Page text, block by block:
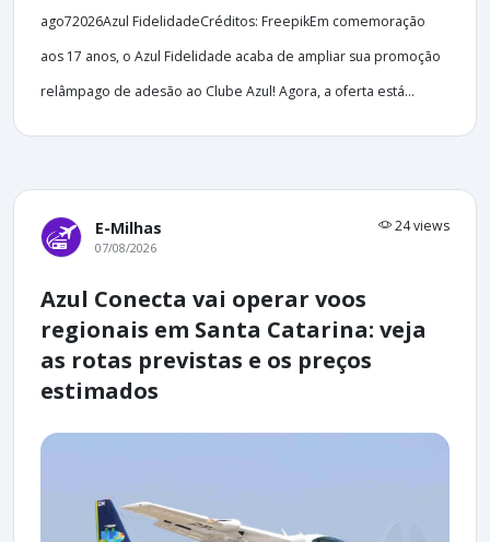
ago72026Azul FidelidadeCréditos: FreepikEm comemoração
aos 17 anos, o Azul Fidelidade acaba de ampliar sua promoção
relâmpago de adesão ao Clube Azul! Agora, a oferta está...
E-Milhas 24 views
07/08/2026
Azul Conecta vai operar voos
regionais em Santa Catarina: veja
as rotas previstas e os preços
estimados